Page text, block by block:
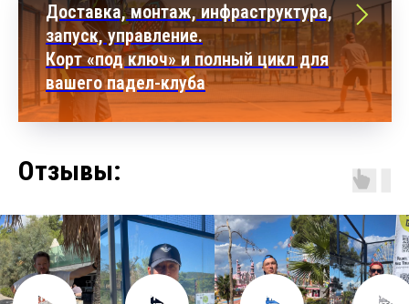
Доставка, монтаж, инфраструктура,
запуск, управление.
Корт «под ключ» и полный цикл для
вашего падел-клуба
Отзывы: